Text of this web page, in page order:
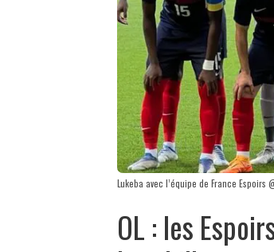
Lukeba avec l’équipe de France Espoirs
OL : les